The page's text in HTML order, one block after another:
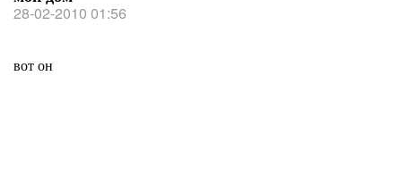
28-02-2010 01:56
вот он